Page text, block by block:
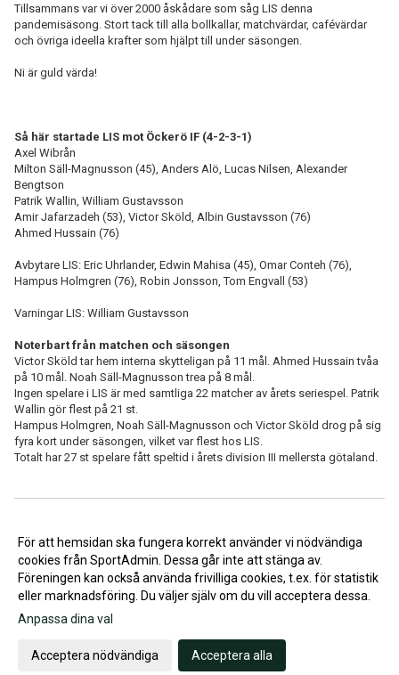
Tillsammans var vi över 2000 åskådare som såg LIS denna
pandemisäsong. Stort tack till alla bollkallar, matchvärdar, cafévärdar
och övriga ideella krafter som hjälpt till under säsongen.
Ni är guld värda!
Så här startade LIS mot Öckerö IF (4-2-3-1)
Axel Wibrån
Milton Säll-Magnusson (45), Anders Alö, Lucas Nilsen, Alexander
Bengtson
Patrik Wallin, William Gustavsson
Amir Jafarzadeh (53), Victor Sköld, Albin Gustavsson (76)
Ahmed Hussain (76)
Avbytare LIS: Eric Uhrlander, Edwin Mahisa (45), Omar Conteh (76),
Hampus Holmgren (76), Robin Jonsson, Tom Engvall (53)
Varningar LIS: William Gustavsson
Noterbart från matchen och säsongen
Victor Sköld tar hem interna skytteligan på 11 mål. Ahmed Hussain tvåa
på 10 mål. Noah Säll-Magnusson trea på 8 mål.
Ingen spelare i LIS är med samtliga 22 matcher av årets seriespel. Patrik
Wallin gör flest på 21 st.
Hampus Holmgren, Noah Säll-Magnusson och Victor Sköld drog på sig
fyra kort under säsongen, vilket var flest hos LIS.
Totalt har 27 st spelare fått speltid i årets division III mellersta götaland.
<< Tillbaka
Gå till Webbversion
För att hemsidan ska fungera korrekt använder vi nödvändiga
cookies från SportAdmin. Dessa går inte att stänga av.
Föreningen kan också använda frivilliga cookies, t.ex. för statistik
eller marknadsföring. Du väljer själv om du vill acceptera dessa.
Anpassa dina val
Acceptera nödvändiga Acceptera alla